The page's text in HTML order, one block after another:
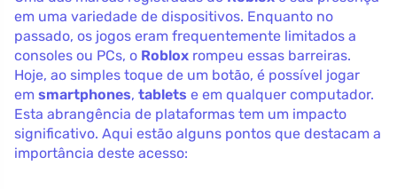
em uma variedade de dispositivos. Enquanto no
passado, os jogos eram frequentemente limitados a
consoles ou PCs, o Roblox rompeu essas barreiras.
Hoje, ao simples toque de um botão, é possível jogar
em smartphones, tablets e em qualquer computador.
Esta abrangência de plataformas tem um impacto
significativo. Aqui estão alguns pontos que destacam a
importância deste acesso: